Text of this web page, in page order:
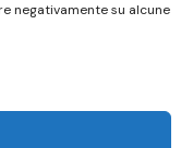
negativamente su alcune